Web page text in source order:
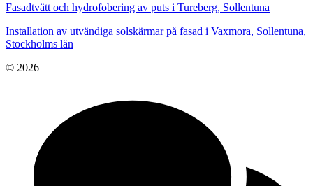
Fasadtvätt och hydrofobering av puts i Tureberg, Sollentuna
Installation av utvändiga solskärmar på fasad i Vaxmora, Sollentuna,
Stockholms län
© 2026